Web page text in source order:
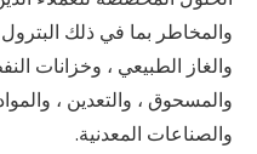
والمخاطر بما في ذلك البترول
والغاز الطبيعي ، وخزانات
والمسحوق ، والتعدين ، والمواد
والصناعات المعدنية.